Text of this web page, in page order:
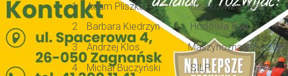
1
Adam Pliszka
Użytkowanie lasu
2
Barbara Kiedrzyn
Hodowla lasu
3
Andrzej Klos
Maszynoznawstwo
4
Michał Buczyński
SILP